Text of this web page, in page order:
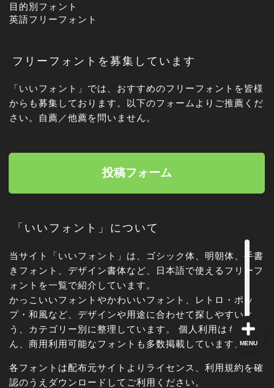
目的別フォント
英語フリーフォント
フリーフォントを募集しています
「いいフォント」では、おすすめのフリーフォントを皆様
からも募集しております。以下のフォームよりご推薦くだ
さい。自薦／他薦を問いません。
投稿フォーム
「いいフォント」について
当サイト「いいフォント」は、ゴシック体、明朝体、手書
きフォント、デザイン書体など、日本語で使えるフリーフ
ォントを一覧で紹介しています。
かっこいいフォントやかわいいフォント、レトロ・ポッ
プ・和風など、デザインや用途に合わせて探しやすいよ
う、カテゴリー別に整理しています。 個人利用はもちろ
ん、商用利用可能なフォントも多数掲載しています。
各フォントは配布元サイトよりライセンス、利用規約を確
認のうえダウンロードしてご利用ください。
MENU
丸ゴシック体
手書き風